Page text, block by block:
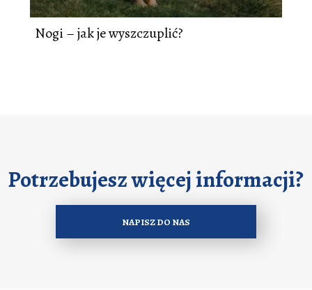
Nogi – jak je wyszczuplić?
Potrzebujesz więcej informacji?
NAPISZ DO NAS